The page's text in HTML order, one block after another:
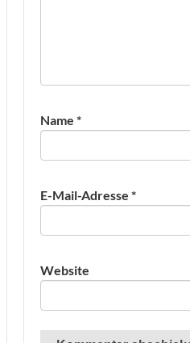
Name *
E-Mail-Adresse *
Website